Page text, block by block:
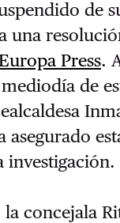
de
una
Press.
de
asegurado
investigación.
la concejala